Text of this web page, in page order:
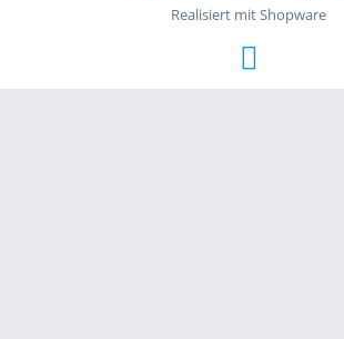
Realisiert mit Shopware